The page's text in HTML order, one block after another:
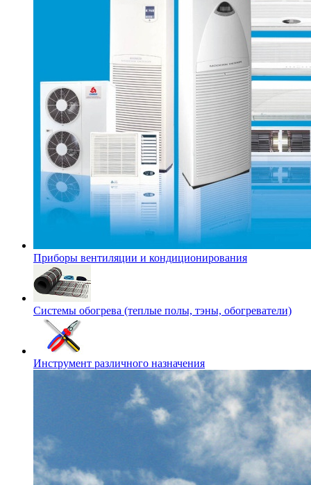
Приборы вентиляции и кондиционирования
Системы обогрева (теплые полы, тэны, обогреватели)
Инструмент различного назначения